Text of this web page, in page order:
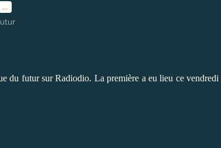
du futur sur Radiodio. La première a eu lieu ce vendredi